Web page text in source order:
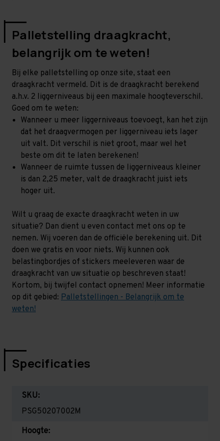
Palletstelling draagkracht,
belangrijk om te weten!
Bij elke palletstelling op onze site, staat een
draagkracht vermeld. Dit is de draagkracht berekend
a.h.v. 2 liggerniveaus bij een maximale hoogteverschil.
Goed om te weten:
Wanneer u meer liggerniveaus toevoegt, kan het zijn
dat het draagvermogen per liggerniveau iets lager
uit valt. Dit verschil is niet groot, maar wel het
beste om dit te laten berekenen!
Wanneer de ruimte tussen de liggerniveaus kleiner
is dan 2,25 meter, valt de draagkracht juist iets
hoger uit.
Wilt u graag de exacte draagkracht weten in uw
situatie? Dan dient u even contact met ons op te
nemen. Wij voeren dan de officiële berekening uit. Dit
doen we gratis en voor niets. Wij kunnen ook
belastingbordjes of stickers meeleveren waar de
draagkracht van uw situatie op beschreven staat!
Kortom, bij twijfel contact opnemen! Meer informatie
op dit gebied: Palletstellingen - Belangrijk om te
weten!
Specificaties
SKU:
PSG50207002M
Hoogte: